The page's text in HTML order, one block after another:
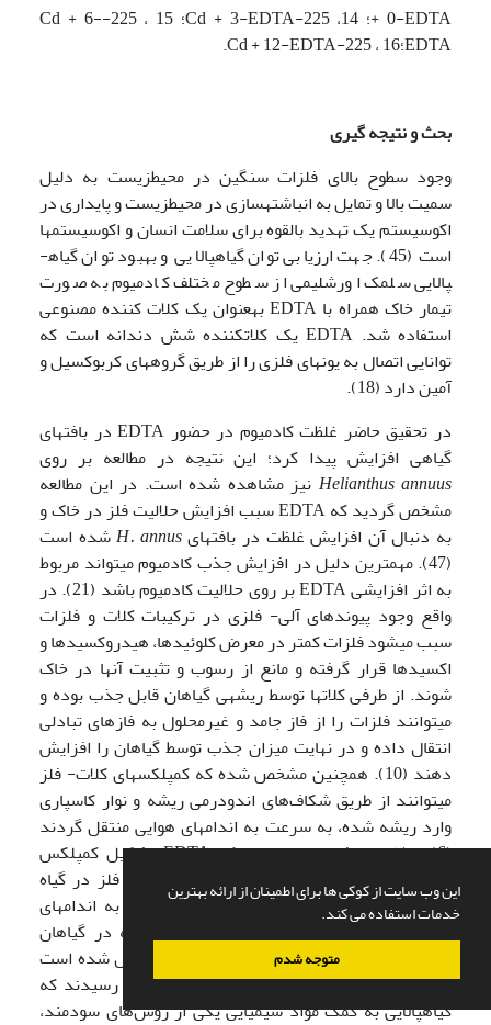
این وب سایت از کوکی ها برای اطمینان از ارائه بهترین
خدمات استفاده می کند.
متوجه شدم
+ 0-EDTA؛ 14، 225-Cd + 3-EDTA؛ 15 ، 225-Cd + 6-
EDTA؛16 ، 225-Cd + 12-EDTA.
بحث و نتیجه گیری
وجود سطوح بالای فلزات سنگین در محیط­زیست به دلیل
سمیت بالا و تمایل به انباشته­سازی در محیط­زیست و پایداری در
اکوسیستم یک تهدید بالقوه برای سلامت انسان و اکوسیستم­ها
است (45). جهت ارزیابی توان گیاه­پالایی و بهبود توان گیاه­
پالایی سلمک اورشلیمی از سطوح مختلف کادمیوم به صورت
تیمار خاک همراه با EDTA به­عنوان یک کلات کننده مصنوعی
استفاده شد. EDTA یک کلات­کننده شش دندانه است که
توانایی اتصال به یون­های فلزی را از طریق گروه­های کربوکسیل و
آمین دارد (18).
در تحقیق حاضر غلظت کادمیوم در حضور EDTA در بافت­های
گیاهی افزایش پیدا کرد؛ این نتیجه در مطالعه بر روی
Helianthus annuus نیز مشاهده شده است. در این مطالعه
مشخص گردید که EDTA سبب افزایش حلالیت فلز در خاک و
به دنبال آن افزایش غلظت در بافت­هایH. annusشده است
(47). مهم­ترین دلیل در افزایش جذب کادمیوم می­تواند مربوط
به اثر افزایشی EDTA بر روی حلالیت کادمیوم باشد (21). در
واقع وجود پیوندهای آلی- فلزی در ترکیبات کلات و فلزات
سبب می­شود فلزات کمتر در معرض کلوئیدها، هیدروکسیدها و
اکسیدها قرار گرفته و مانع از رسوب و تثبیت آن­ها در خاک
شوند. از طرفی کلات­ها توسط ریشه­ی گیاهان قابل جذب بوده و
می­توانند فلزات را از فاز جامد و غیر­محلول به فازهای تبادلی
انتقال داده و در نهایت میزان جذب توسط گیاهان را افزایش
دهند (10). همچنین مشخص شده که کمپلکس­های کلات- فلز
می­توانند از طریق شکاف‌های اندودرمی ریشه و نوار کاسپاری
وارد ریشه شده، به سرعت به اندام­های هوایی منتقل گردند
(6). مطالعات نشان داده است که EDTA تشکیل کمپلکس
فلزی می­دهد که باعث افزایش و تسهیل تحرک فلز در گیاه
می‌شود، در نتیجه افزایش انتقال فلز از ریشه به اندام­های
هوایی امکان­پذیر می­گردد (30و48). نتایج مشابه در گیاهان
دیگر برای فلزات سنگین از جمله کادمیوم گزارش شده است
(11و12). در این مطالعات محققین به این نتیجه رسیدند که
گیاه­پالایی به کمک مواد شیمیایی یکی از روش‌های سودمند،